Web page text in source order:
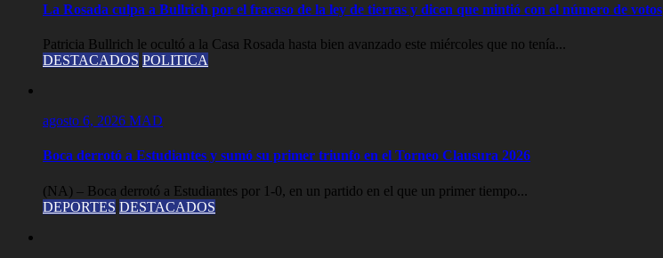
La Rosada culpa a Bullrich por el fracaso de la ley de tierras y dicen que mintió con el número de votos
Patricia Bullrich le ocultó a la Casa Rosada hasta bien avanzado este miércoles que no tenía...
DESTACADOS POLITICA
agosto 6, 2026 MAD
Boca derrotó a Estudiantes y sumó su primer triunfo en el Torneo Clausura 2026
(NA) – Boca derrotó a Estudiantes por 1-0, en un partido en el que un primer tiempo...
DEPORTES DESTACADOS